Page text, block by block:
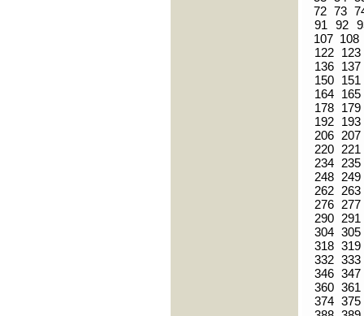
72 73
91
92
107 108
122
123
136
137
150
151
164
165
178
179
192
193
206 207
220
221
234
235
248
249
262
263
276
277
290
291
304 305
318 319
332 333
346 347
360 361
374 375